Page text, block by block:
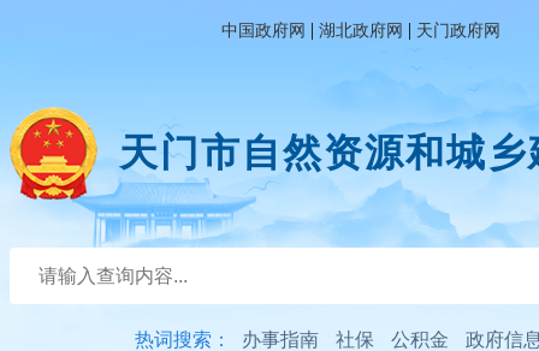
中国政府网 | 湖北政府网 | 天门政府网
天门市自然资源和城
热词搜索： 办事指南 社保 公积金 政府信